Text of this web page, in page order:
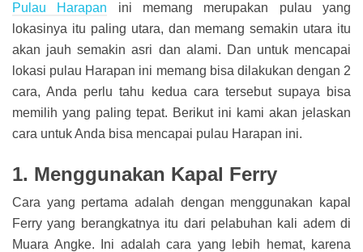
Pulau Harapan ini memang merupakan pulau yang
lokasinya itu paling utara, dan memang semakin utara itu
akan jauh semakin asri dan alami. Dan untuk mencapai
lokasi pulau Harapan ini memang bisa dilakukan dengan 2
cara, Anda perlu tahu kedua cara tersebut supaya bisa
memilih yang paling tepat. Berikut ini kami akan jelaskan
cara untuk Anda bisa mencapai pulau Harapan ini.
1. Menggunakan Kapal Ferry
Cara yang pertama adalah dengan menggunakan kapal
Ferry yang berangkatnya itu dari pelabuhan kali adem di
Muara Angke. Ini adalah cara yang lebih hemat, karena